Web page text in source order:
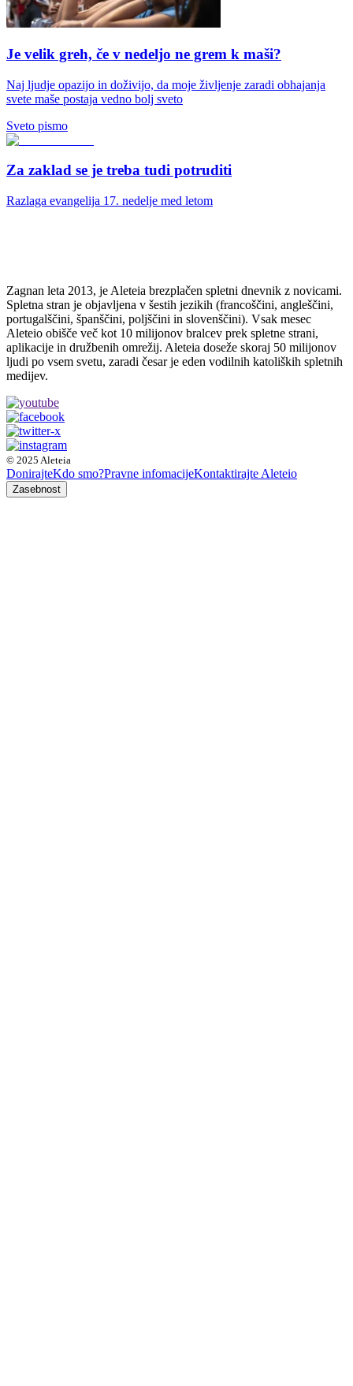
Je velik greh, če v nedeljo ne grem k maši?
Naj ljudje opazijo in doživijo, da moje življenje zaradi obhajanja
svete maše postaja vedno bolj sveto
Sveto pismo
Za zaklad se je treba tudi potruditi
Razlaga evangelija 17. nedelje med letom
Zagnan leta 2013, je Aleteia brezplačen spletni dnevnik z novicami.
Spletna stran je objavljena v šestih jezikih (francoščini, angleščini,
portugalščini, španščini, poljščini in slovenščini). Vsak mesec
Aleteio obišče več kot 10 milijonov bralcev prek spletne strani,
aplikacije in družbenih omrežij. Aleteia doseže skoraj 50 milijonov
ljudi po vsem svetu, zaradi česar je eden vodilnih katoliških spletnih
medijev.
© 2025 Aleteia
DonirajteKdo smo?Pravne infomacijeKontaktirajte Aleteio
Zasebnost